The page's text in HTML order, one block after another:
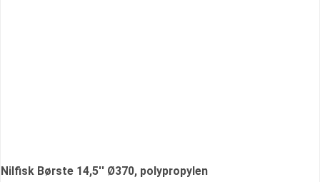
Nilfisk Børste 14,5'' Ø370, polypropylen